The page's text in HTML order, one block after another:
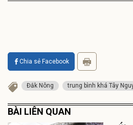
Chia sẻ Facebook
Đắk Nông trung bình khá Tây
BÀI LIÊN QUAN